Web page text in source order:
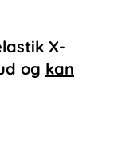
X-
og kan